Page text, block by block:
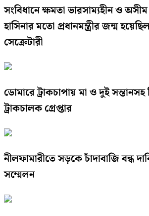
সংবিধানে ক্ষমতা ভারসাম্যহীন ও
হাসিনার মতো প্রধানমন্ত্রীর জন্ম
সেক্রেটারী
ডোমারে ট্রাকচাপায় মা ও দুই
ট্রাকচালক গ্রেপ্তার
নীলফামারীতে সড়কে চাঁদাবাজি বন্ধ
সম্মেলন